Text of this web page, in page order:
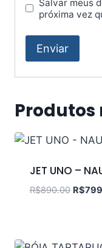
Salvar meus
próxima vez
JET UNO –
R$890.00 R$